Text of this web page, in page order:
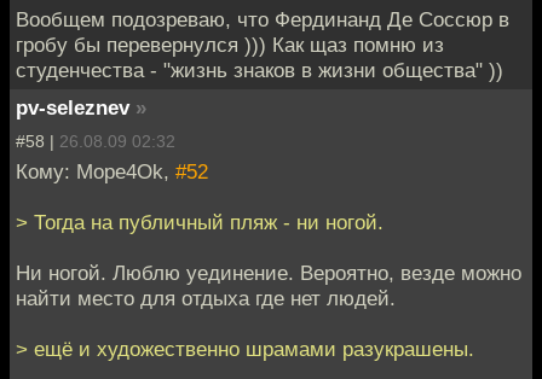
Вообщем подозреваю, что Фердинанд Де Соссюр в
гробу бы перевернулся ))) Как щаз помню из
студенчества - "жизнь знаков в жизни общества" ))
pv-seleznev »
#58 | 26.08.09 02:32
Кому: Mope4Ok, #52
> Тогда на публичный пляж - ни ногой.
Ни ногой. Люблю уединение. Вероятно, везде можно
найти место для отдыха где нет людей.
> ещё и художественно шрамами разукрашены.